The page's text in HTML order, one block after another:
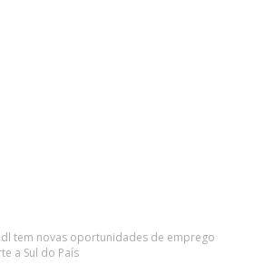
tem novas oportunidades de emprego
a Sul do País